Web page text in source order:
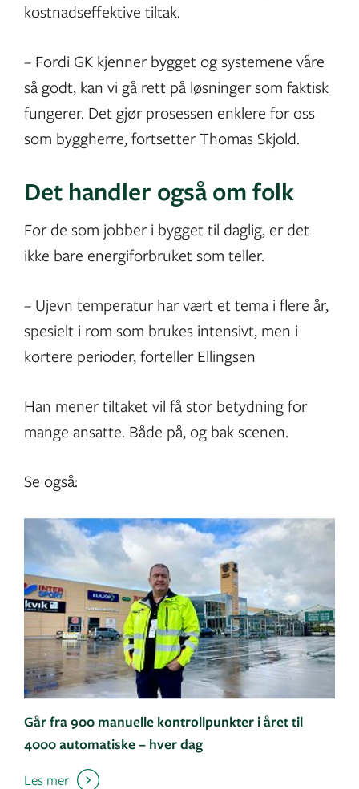
kostnadseffektive tiltak.
– Fordi GK kjenner bygget og systemene våre
så godt, kan vi gå rett på løsninger som faktisk
fungerer. Det gjør prosessen enklere for oss
som byggherre, fortsetter Thomas Skjold.
Det handler også om folk
For de som jobber i bygget til daglig, er det
ikke bare energiforbruket som teller.
– Ujevn temperatur har vært et tema i flere år,
spesielt i rom som brukes intensivt, men i
kortere perioder, forteller Ellingsen
Han mener tiltaket vil få stor betydning for
mange ansatte. Både på, og bak scenen.
Se også:
Går fra 900 manuelle kontrollpunkter i året til
4000 automatiske – hver dag
Les mer